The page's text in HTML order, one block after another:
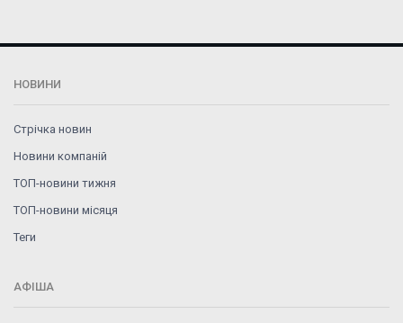
НОВИНИ
Стрічка новин
Новини компаній
ТОП-новини тижня
ТОП-новини місяця
Теги
АФІША